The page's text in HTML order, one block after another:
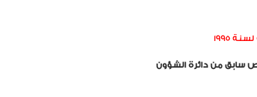
1995
سابق من دائرة الشؤون